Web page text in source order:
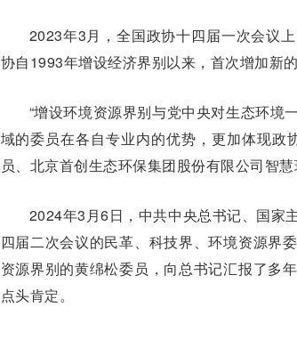
2023年3月，全国政协十四届一次会议
协自1993年增设经济界别以来，首次增加新的
“增设环境资源界别与党中央对生态环境
域的委员在各自专业内的优势，更加体现政
员、北京首创生态环保集团股份有限公司智
2024年3月6日，中共中央总书记、国家
四届二次会议的民革、科技界、环境资源界
资源界别的黄绵松委员，向总书记汇报了多
点头肯定。